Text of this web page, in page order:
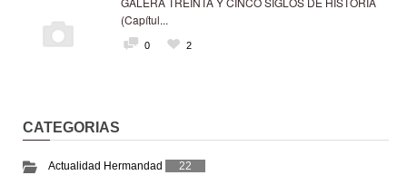
(Capítul...
0 2
CATEGORIAS
Actualidad Hermandad 22